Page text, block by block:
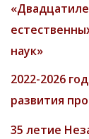
наук»
2022-2026
развития
35 летие